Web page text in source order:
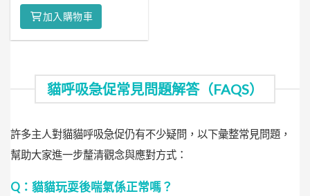
加入購物車
貓呼吸急促常見問題解答（FAQS）
許多主人對貓貓呼吸急促仍有不少疑問，以下彙整常見問題，
幫助大家進一步釐清觀念與應對方式：
Q：貓貓玩耍後喘氣係正常嗎？